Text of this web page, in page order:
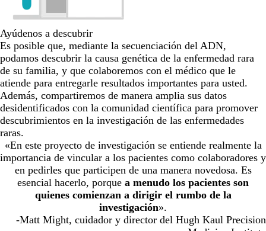
Ayúdenos a descubrir
Es posible que, mediante la secuenciación del ADN,
podamos descubrir la causa genética de la enfermedad rara
de su familia, y que colaboremos con el médico que le
atiende para entregarle resultados importantes para usted.
Además, compartiremos de manera amplia sus datos
desidentificados con la comunidad científica para promover
descubrimientos en la investigación de las enfermedades
raras.
«En este proyecto de investigación se entiende realmente la
importancia de vincular a los pacientes como colaboradores y
en pedirles que participen de una manera novedosa. Es
esencial hacerlo, porque a menudo los pacientes son
quienes comienzan a dirigir el rumbo de la
investigación».
-Matt Might, cuidador y director del Hugh Kaul Precision